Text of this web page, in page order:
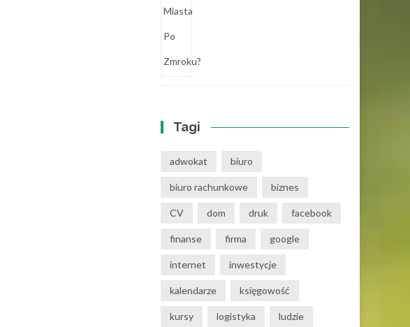
Tagi
adwokat biuro
biuro rachunkowe biznes
CV dom druk facebook
finanse firma google
internet inwestycje
kalendarze księgowość
kursy logistyka ludzie